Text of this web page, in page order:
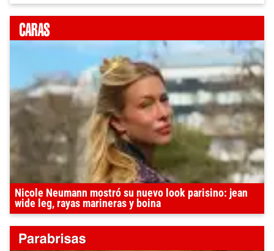
Nicole Neumann mostró su nuevo look parisino: jean
wide leg, rayas marineras y boina